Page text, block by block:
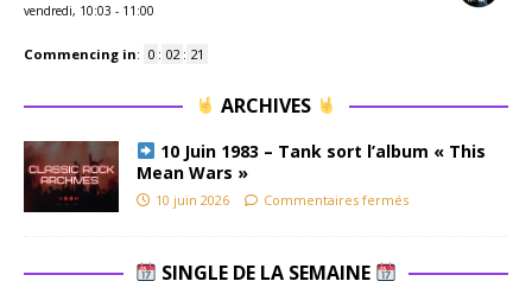
vendredi, 10:03 - 11:00
Commencing in: 0 : 02 : 20
ARCHIVES
10 Juin 1983 – Tank sort l’album « This
Mean Wars »
10 juin 2026 Commentaires fermés
SINGLE DE LA SEMAINE